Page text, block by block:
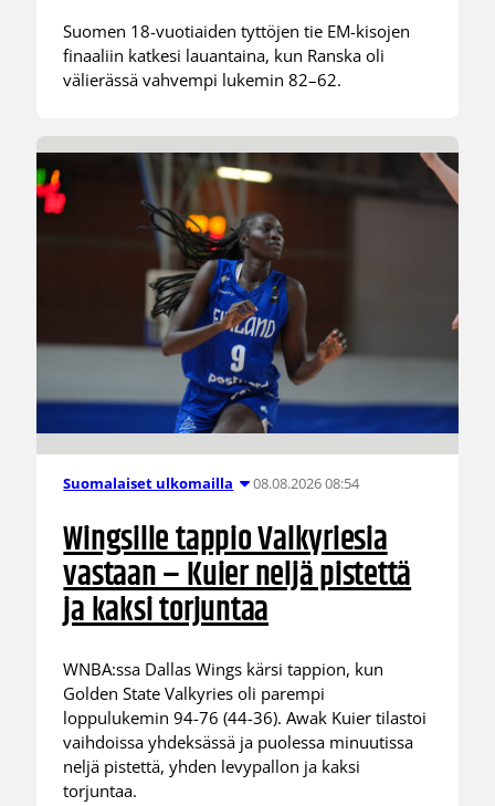
Suomen 18-vuotiaiden tyttöjen tie EM-kisojen
finaaliin katkesi lauantaina, kun Ranska oli
välierässä vahvempi lukemin 82–62.
Suomalaiset ulkomailla 08.08.2026 08:54
Wingsille tappio Valkyriesia
vastaan – Kuier neljä pistettä
ja kaksi torjuntaa
WNBA:ssa Dallas Wings kärsi tappion, kun
Golden State Valkyries oli parempi
loppulukemin 94-76 (44-36). Awak Kuier tilastoi
vaihdoissa yhdeksässä ja puolessa minuutissa
neljä pistettä, yhden levypallon ja kaksi
torjuntaa.